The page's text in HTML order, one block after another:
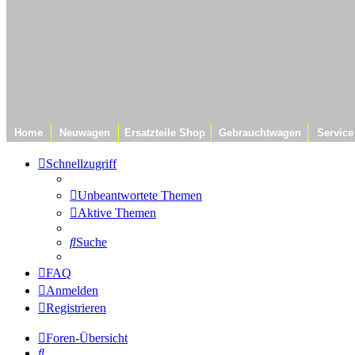
Home Neuwagen Ersatzteile Shop Gebrauchtwagen Service
Schnellzugriff
Unbeantwortete Themen
Aktive Themen
Suche
FAQ
Anmelden
Registrieren
Foren-Übersicht
Suche